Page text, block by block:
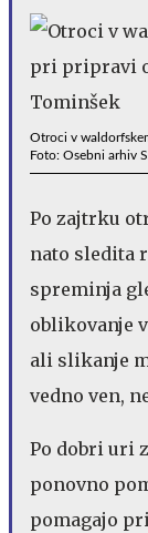
Otroci v
Foto: Osebni arhiv
Po zajtrku
nato sledita
spreminja
oblikovanje
ali slikanje
vedno ven,
Po dobri uri
ponovno
pomagajo